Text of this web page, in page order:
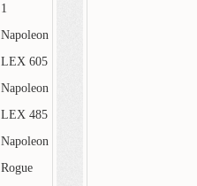
1
Napoleon
LEX 605
Napoleon
LEX 485
Napoleon
Rogue